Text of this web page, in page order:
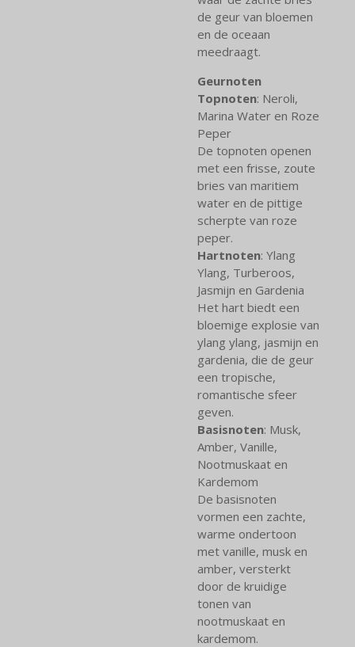
de geur van bloemen
en de oceaan
meedraagt.
Geurnoten
Topnoten: Neroli,
Marina Water en Roze
Peper
De topnoten openen
met een frisse, zoute
bries van maritiem
water en de pittige
scherpte van roze
peper.
Hartnoten: Ylang
Ylang, Turberoos,
Jasmijn en Gardenia
Het hart biedt een
bloemige explosie van
ylang ylang, jasmijn en
gardenia, die de geur
een tropische,
romantische sfeer
geven.
Basisnoten: Musk,
Amber, Vanille,
Nootmuskaat en
Kardemom
De basisnoten
vormen een zachte,
warme ondertoon
met vanille, musk en
amber, versterkt
door de kruidige
tonen van
nootmuskaat en
kardemom.